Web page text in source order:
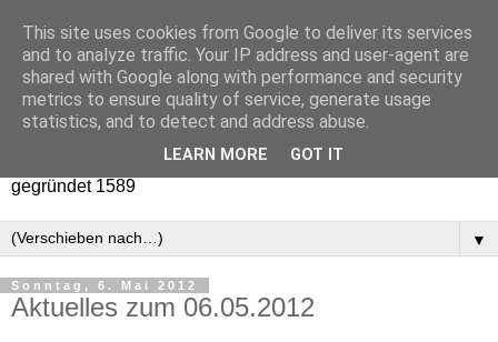
St. Dionysius Bruderschaft der Männer e.V. Nordwalde
gegründet 1589
▼
Sonntag, 6. Mai 2012
Aktuelles zum 06.05.2012
This site uses cookies from Google to deliver its services
and to analyze traffic. Your IP address and user-agent are
shared with Google along with performance and security
metrics to ensure quality of service, generate usage
statistics, and to detect and address abuse.
LEARN MORE GOT IT